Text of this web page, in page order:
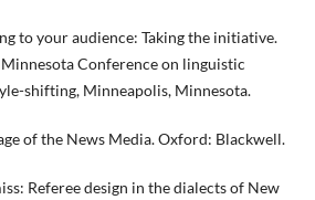
to your audience: Taking the initiative.
Conference on linguistic
shifting, Minneapolis, Minnesota.
of the News Media. Oxford: Blackwell.
Referee design in the dialects of New